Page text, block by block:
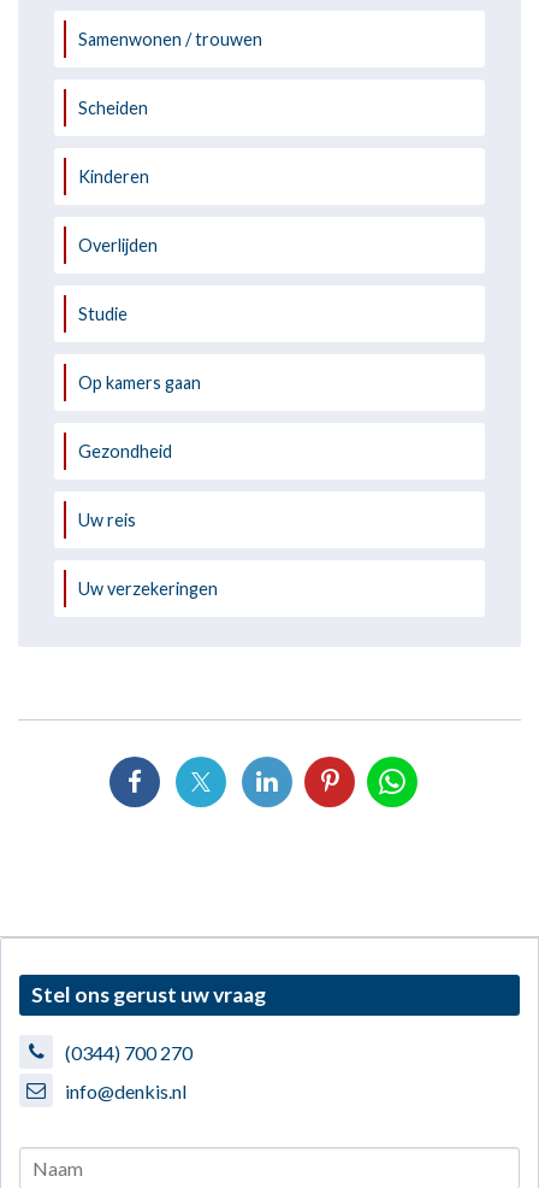
Samenwonen / trouwen
Scheiden
Kinderen
Overlijden
Studie
Op kamers gaan
Gezondheid
Uw reis
Uw verzekeringen
Stel ons gerust uw vraag
(0344) 700 270
info@denkis.nl